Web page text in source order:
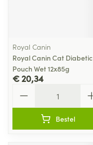
Royal Canin
Royal Canin Cat Diabetic
Pouch Wet 12x85g
€ 20,34
Bestel